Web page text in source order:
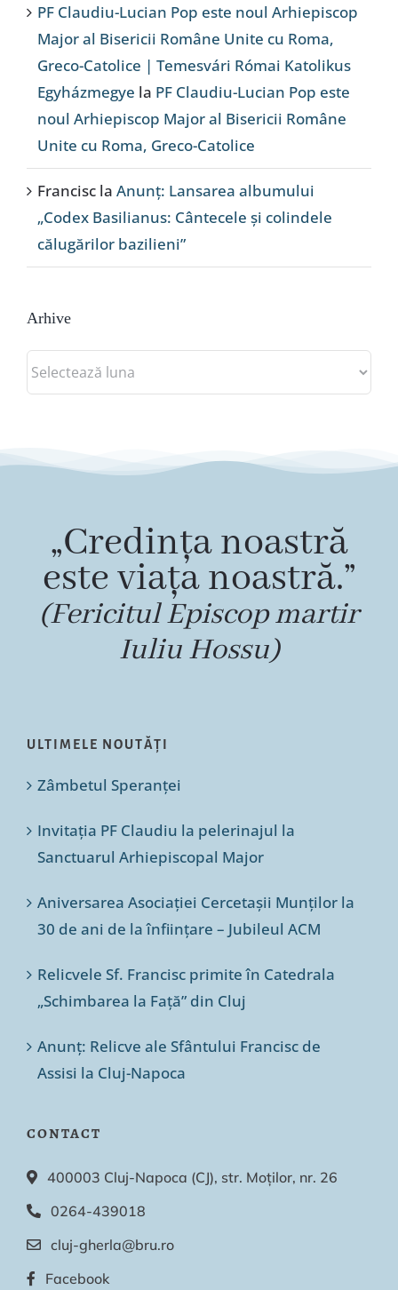
PF Claudiu-Lucian Pop este noul Arhiepiscop
Major al Bisericii Române Unite cu Roma,
Greco-Catolice | Temesvári Római Katolikus
Egyházmegye la PF Claudiu-Lucian Pop este
noul Arhiepiscop Major al Bisericii Române
Unite cu Roma, Greco-Catolice
Francisc la Anunț: Lansarea albumului
„Codex Basilianus: Cântecele și colindele
călugărilor bazilieni”
Arhive
Arhive
„Credința noastră
este viața noastră.”
(Fericitul Episcop martir
Iuliu Hossu)
ULTIMELE NOUTĂȚI
Zâmbetul Speranței
Invitația PF Claudiu la pelerinajul la
Sanctuarul Arhiepiscopal Major
Aniversarea Asociației Cercetașii Munților la
30 de ani de la înființare – Jubileul ACM
Relicvele Sf. Francisc primite în Catedrala
„Schimbarea la Față” din Cluj
Anunț: Relicve ale Sfântului Francisc de
Assisi la Cluj-Napoca
CONTACT
400003 Cluj-Napoca (CJ), str. Moților, nr. 26
0264-439018
cluj-gherla@bru.ro
Facebook